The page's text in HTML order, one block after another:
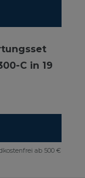
C in 19
ab 500 €